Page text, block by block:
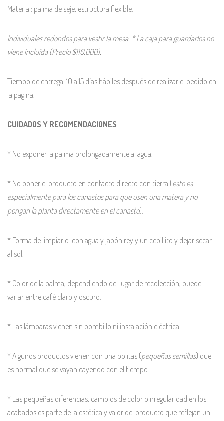
Material: palma de seje, estructura flexible.
Individuales redondos para vestir la mesa. * La caja para guardarlos no
viene incluída (Precio $110.000).
Tiempo de entrega: 10 a 15 días hábiles después de realizar el pedido en
la pagina.
CUIDADOS Y RECOMENDACIONES
* No exponer la palma prolongadamente al agua.
* No poner el producto en contacto directo con tierra (esto es
especialmente para los canastos para que usen una matera y no
pongan la planta directamente en el canasto).
* Forma de limpiarlo: con agua y jabón rey y un cepillito y dejar secar
al sol.
* Color de la palma, dependiendo del lugar de recolección, puede
variar entre café claro y oscuro.
* Las lámparas vienen sin bombillo ni instalación eléctrica.
* Algunos productos vienen con una bolitas (pequeñas semillas) que
es normal que se vayan cayendo con el tiempo.
* Las pequeñas diferencias, cambios de color o irregularidad en los
acabados es parte de la estética y valor del producto que reflejan un